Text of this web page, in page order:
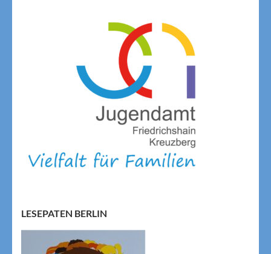
LESEPATEN BERLIN